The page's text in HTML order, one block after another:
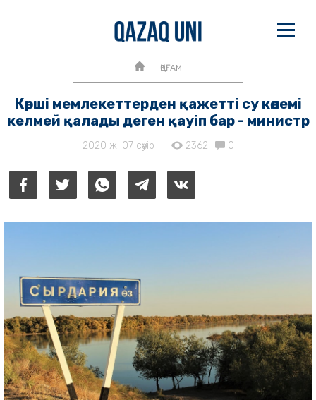
ҚОҒАМ
Көрші мемлекеттерден қажетті су көлемі
келмей қалады деген қауіп бар - министр
2020 ж. 07 сәуір 2362 0